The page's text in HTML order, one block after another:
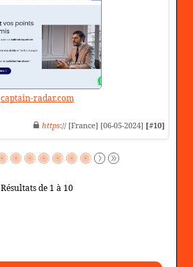
captain-radar.com
https:// [France] [06-05-2024] [#10]
Résultats de 1 à 10